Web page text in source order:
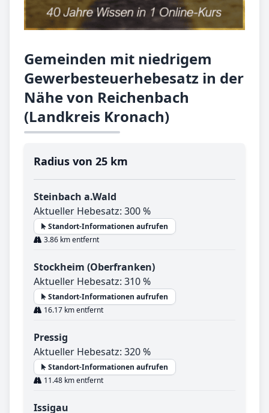
Gemeinden mit niedrigem
Gewerbesteuerhebesatz in der
Nähe von Reichenbach
(Landkreis Kronach)
Radius von 25 km
Steinbach a.Wald
Aktueller Hebesatz: 300 %
Standort-Informationen aufrufen
3.86 km entfernt
Stockheim (Oberfranken)
Aktueller Hebesatz: 310 %
Standort-Informationen aufrufen
16.17 km entfernt
Pressig
Aktueller Hebesatz: 320 %
Standort-Informationen aufrufen
11.48 km entfernt
Issigau